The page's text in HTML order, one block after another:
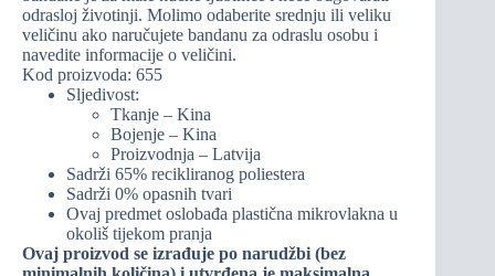
odrasloj životinji. Molimo odaberite srednju ili veliku
veličinu ako naručujete bandanu za odraslu osobu i
navedite informacije o veličini.
Kod proizvoda: 655
Sljedivost:
Tkanje – Kina
Bojenje – Kina
Proizvodnja – Latvija
Sadrži 65% recikliranog poliestera
Sadrži 0% opasnih tvari
Ovaj predmet oslobađa plastična mikrovlakna u
okoliš tijekom pranja
Ovaj proizvod se izrađuje po narudžbi (bez